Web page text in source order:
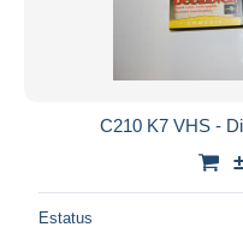
C210 K7 VHS -
Estatus